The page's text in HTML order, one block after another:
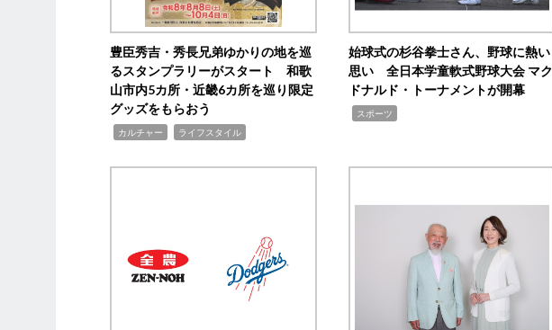
豊臣秀吉・秀長兄弟ゆかりの地を巡
るスタンプラリーがスタート 和歌
山市内5カ所・近畿6カ所を巡り限定
グッズをもらおう
カルチャー ライフスタイル
始球式の杉谷拳士さん、野球に熱い
思い 全日本学童軟式野球大会 マク
ドナルド・トーナメントが開幕
スポーツ